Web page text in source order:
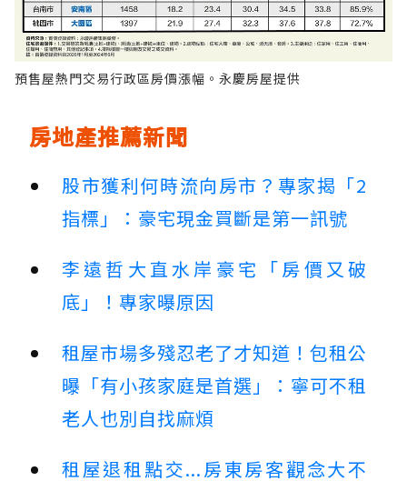
預售屋熱門交易行政區房價漲幅。永慶房屋提供
房地產推薦新聞
股市獲利何時流向房市？專家揭「2
指標」：豪宅現金買斷是第一訊號
李遠哲大直水岸豪宅「房價又破
底」！專家曝原因
租屋市場多殘忍老了才知道！包租公
曝「有小孩家庭是首選」：寧可不租
老人也別自找麻煩
租屋退租點交...房東房客觀念大不